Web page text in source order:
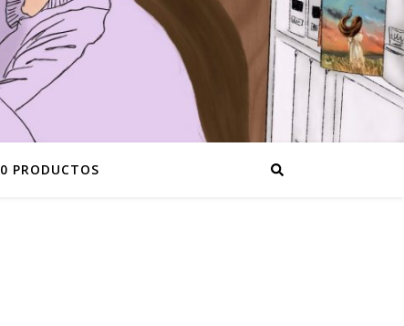
0 PRODUCTOS